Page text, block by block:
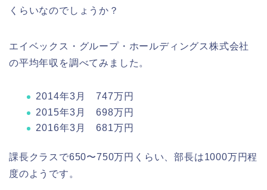
くらいなのでしょうか？
エイベックス・グループ・ホールディングス株式会社
の平均年収を調べてみました。
2014年3月 747万円
2015年3月 698万円
2016年3月 681万円
課長クラスで650〜750万円くらい、部長は1000万円程
度のようです。